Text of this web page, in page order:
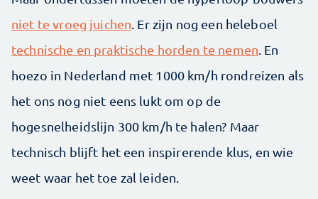
niet te vroeg juichen . Er zijn nog een heleboel
technische en praktische horden te nemen . En
hoezo in Nederland met 1000 km/h rondreizen als
het ons nog niet eens lukt om op de
hogesnelheidslijn 300 km/h te halen? Maar
technisch blijft het een inspirerende klus, en wie
weet waar het toe zal leiden.